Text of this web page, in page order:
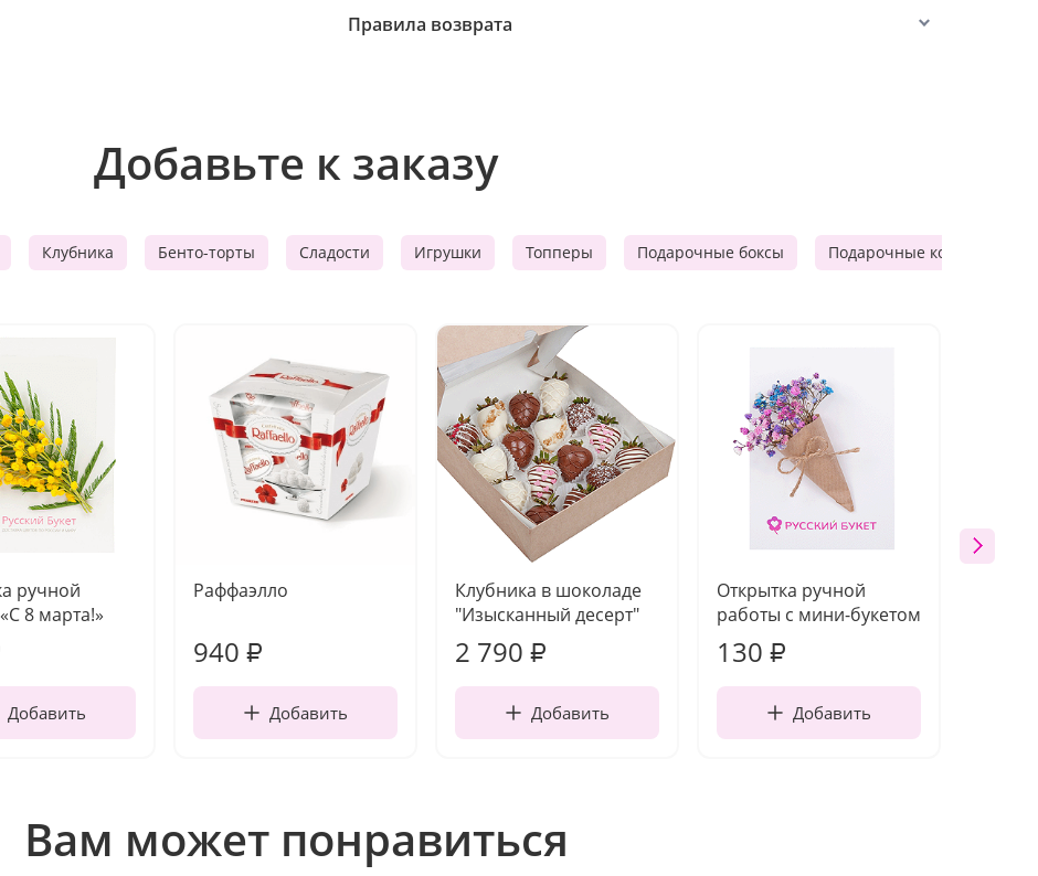
Правила возврата
Добавьте к заказу
Клубника Бенто-торты Сладости Игрушки Топперы Подарочные боксы Подарочные корзины
ручной
8 марта!»
Добавить
Раффаэлло
940 ₽
Добавить
Клубника в шоколаде
"Изысканный десерт"
2 790 ₽
Добавить
Открытка ручной
работы с мини-букетом
130 ₽
Добавить
Вам может понравиться